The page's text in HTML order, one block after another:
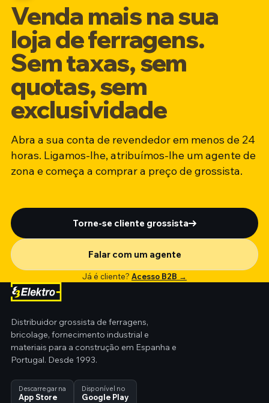
Venda mais na sua
loja de ferragens.
Sem taxas, sem
quotas, sem
exclusividade
Abra a sua conta de revendedor em menos de 24
horas. Ligamos-lhe, atribuímos-lhe um agente de
zona e começa a comprar a preço de grossista.
Torne-se cliente grossista
Falar com um agente
Já é cliente? Acesso B2B →
Distribuidor grossista de ferragens,
bricolage, fornecimento industrial e
materiais para a construção em Espanha e
Portugal. Desde 1993.
Descarregar na
App Store
Disponível no
Google Play